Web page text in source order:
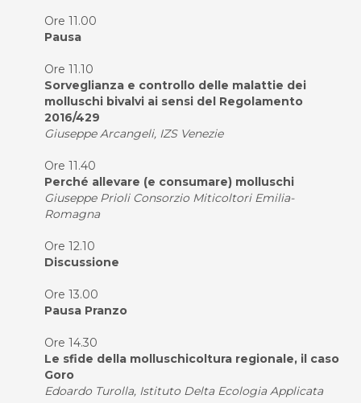
Ore 11.00
Pausa
Ore 11.10
Sorveglianza e controllo delle malattie dei
molluschi bivalvi ai sensi del Regolamento
2016/429
Giuseppe Arcangeli, IZS Venezie
Ore 11.40
Perché allevare (e consumare) molluschi
Giuseppe Prioli Consorzio Miticoltori Emilia-
Romagna
Ore 12.10
Discussione
Ore 13.00
Pausa Pranzo
Ore 14.30
Le sfide della molluschicoltura regionale, il caso
Goro
Edoardo Turolla, Istituto Delta Ecologia Applicata